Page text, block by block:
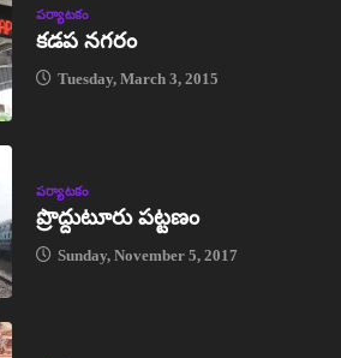
పర్యాటకం
కడప నగరం
Tuesday, March 3, 2015
పర్యాటకం
ప్రొద్దుటూరు పట్టణం
Sunday, November 5, 2017